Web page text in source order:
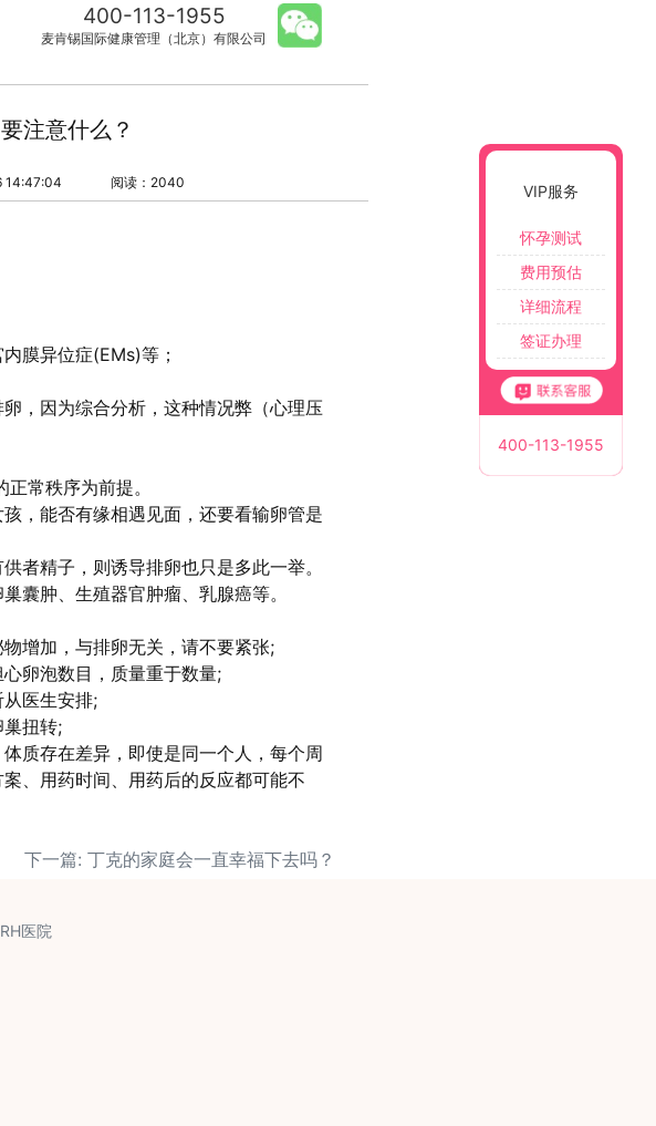
400-113-1955
麦肯锡国际健康管理（北京）有限公司
注意什么？
14:47:04 阅读：2040
膜异位症(EMs)等；
，因为综合分析，这种情况弊（心理压
常秩序为前提。
，能否有缘相遇见面，还要看输卵管是
者精子，则诱导排卵也只是多此一举。
囊肿、生殖器官肿瘤、乳腺癌等。
增加，与排卵无关，请不要紧张;
卵泡数目，质量重于数量;
医生安排;
扭转;
质存在差异，即使是同一个人，每个周
、用药时间、用药后的反应都可能不
下一篇: 丁克的家庭会一直幸福下去吗？
VIP服务
怀孕测试
费用预估
详细流程
签证办理
400-113-1955